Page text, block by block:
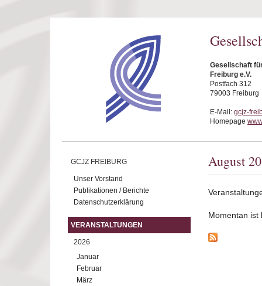
Gesellschaft
Freiburg e.V.
Postfach 312
79003 Freiburg
E-Mail: gcjz-
Homepage
GCJZ FREIBURG
Unser Vorstand
Publikationen / Berichte
Datenschutzerklärung
VERANSTALTUNGEN
2026
Januar
Februar
März
August
Momentan ist